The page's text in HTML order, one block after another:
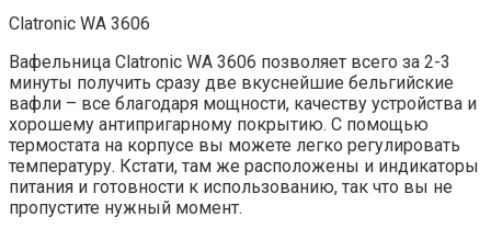
Clatronic WA 3606
Вафельница Clatronic WA 3606 позволяет всего за 2-3
минуты получить сразу две вкуснейшие бельгийские
вафли – все благодаря мощности, качеству устройства и
хорошему антипригарному покрытию. С помощью
термостата на корпусе вы можете легко регулировать
температуру. Кстати, там же расположены и индикаторы
питания и готовности к использованию, так что вы не
пропустите нужный момент.